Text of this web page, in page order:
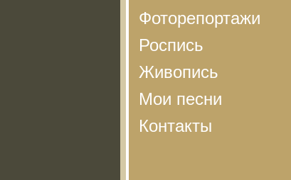
Фоторепортажи
Роспись
Живопись
Мои песни
Контакты